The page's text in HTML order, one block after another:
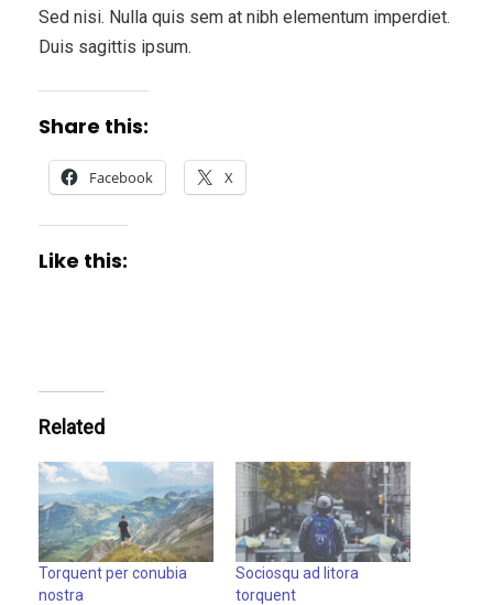
Sed nisi. Nulla quis sem at nibh elementum imperdiet.
Duis sagittis ipsum.
Share this:
Facebook X
Like this:
Related
Torquent per conubia
nostra
Sociosqu ad litora
torquent